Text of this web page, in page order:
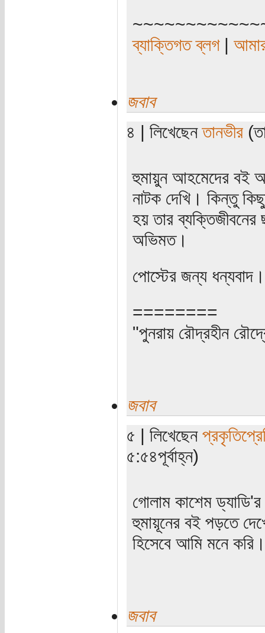
ব্যাক্তিগত ব্লগ|
জবাব
৪ | লিখেছেনতানভীর
হুমায়ুন আহমেদের বই
নাটক দেখি। কিন্তু
হয় তার
অভিমত।
পোস্টের জন্য ধন্যবাদ।
========
"পুনরায় রৌদ্রহীন
জবাব
৫ | লিখেছেন
৫:৫৪পূর্বাহ্ন)
গোলাম কাশেম
হুমায়ূনের বই পড়তে
হিসেবে আমি মনে করি।
জবাব